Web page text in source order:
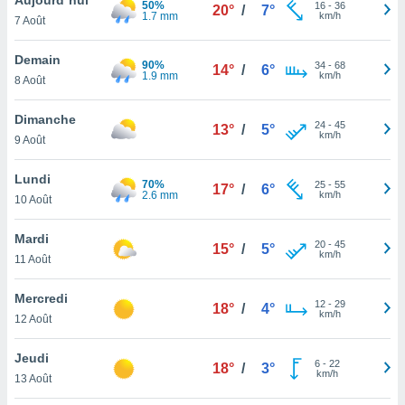
et
»,
au
vous
qu'ils
ou
le
ainsi
un
la
du
7 Août
50%
1.7 mm
20° / 7° 16- 36
km/h
Demain
8 Août
90%
1.9 mm
14° / 6° 34- 68
km/h
Dimanche
9 Août
13° / 5° 24- 45
km/h
Lundi
10 Août
70%
2.6 mm
17° / 6° 25- 55
km/h
Mardi
11 Août
15° / 5° 20- 45
km/h
Mercredi
12 Août
18° / 4° 12- 29
km/h
Jeudi
13 Août
18° / 3° 6- 22
km/h